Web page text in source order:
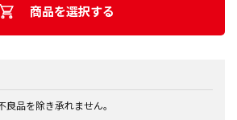
商品を選択する
品を除き承れません。